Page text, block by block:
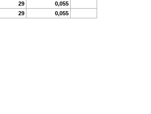
29
0,055
29
0,055